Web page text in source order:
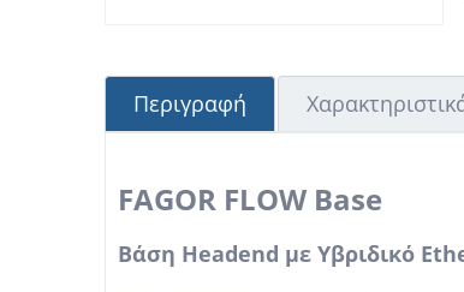
Περιγραφή
FAGOR FLOW Base
Βάση Headend με Υβριδικό